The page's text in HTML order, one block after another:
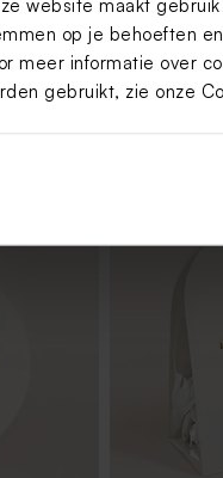
website maakt
op je behoeften
meer informatie over
gebruikt, zie onze